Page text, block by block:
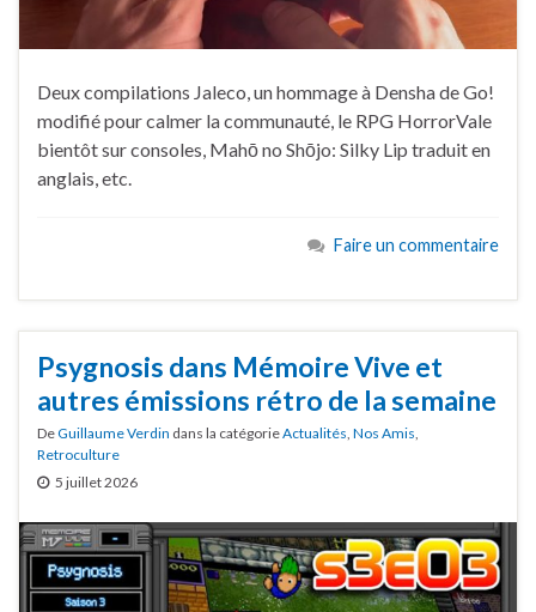
Deux compilations Jaleco, un hommage à Densha de Go!
modifié pour calmer la communauté, le RPG HorrorVale
bientôt sur consoles, Mahō no Shōjo: Silky Lip traduit en
anglais, etc.
Faire un commentaire
Psygnosis dans Mémoire Vive et
autres émissions rétro de la semaine
DeGuillaume Verdin dans la catégorieActualités Nos Amis
Retroculture
5 juillet 2026